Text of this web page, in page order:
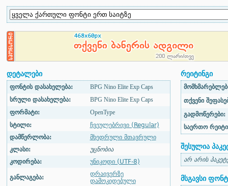
დეტალები
ფონტის დასახელება:
BPG Nino Elite Exp Caps
სრული დასახელება:
BPG Nino Elite Exp Caps
ფორმატი:
OpenType
სტილი:
ჩვეულებრივი (Regular)
დამწერლობა:
მხედრული მთავრული
კლასი:
უცნობია
კოდირება:
უნიკოდი (UTF-8)
განლაგება:
დრაივერზე
დამოკიდებული
რეიტინგი
თქვენი
გადმოწერები:
საერთო
შესულია
არ არის
მსგავსი